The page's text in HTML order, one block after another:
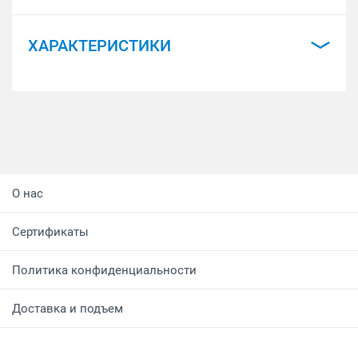
ХАРАКТЕРИСТИКИ
О нас
Сертификаты
Политика конфиденциальности
Доставка и подъем